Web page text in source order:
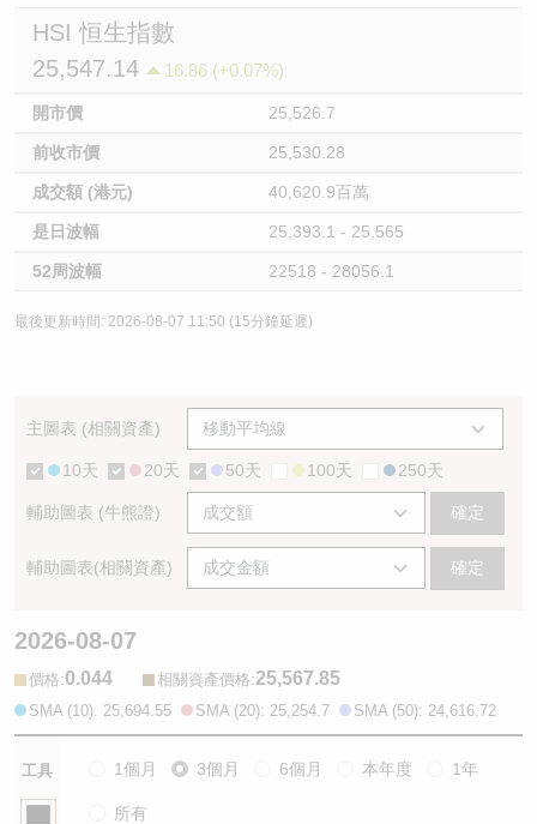
HSI 恒生指數
25,547.14
16.86 (+0.07%)
開市價 25,526.7
前收市價 25,530.28
成交額 (港元) 40,620.9百萬
是日波幅 25,393.1 - 25,565
52周波幅 22518 - 28056.1
最後更新時間: 2026-08-07 11:50 (15分鐘延遲)
主圖表 (相關資產)
10天 20天 50天 100天 250天
輔助圖表 (牛熊證) 確定
輔助圖表(相關資產) 確定
2026-08-07
價格:0.044 相關資產價格:25,567.85
SMA (10): 25,694.55 SMA (20): 25,254.7 SMA (50): 24,616.72
工具 1個月 3個月 6個月 本年度 1年
所有